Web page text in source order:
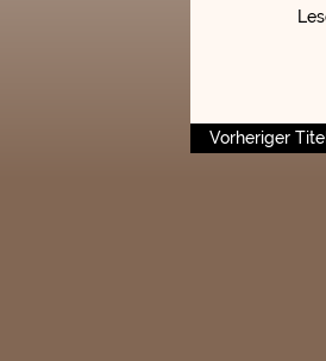
Vorheriger